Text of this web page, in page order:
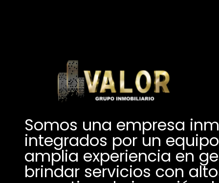
Somos una empresa
integrados por un
amplia experiencia en
brindar servicios con